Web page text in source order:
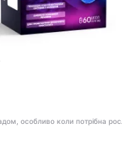
особливо коли потрібна